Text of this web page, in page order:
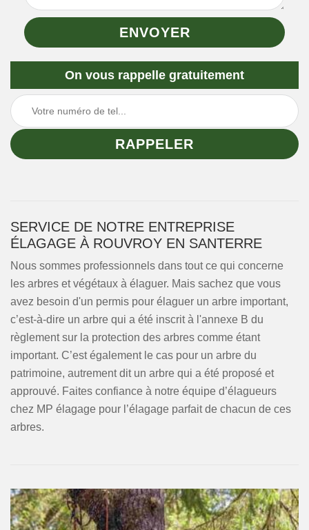
On vous rappelle gratuitement
SERVICE DE NOTRE ENTREPRISE
ÉLAGAGE À ROUVROY EN SANTERRE
Nous sommes professionnels dans tout ce qui concerne
les arbres et végétaux à élaguer. Mais sachez que vous
avez besoin d'un permis pour élaguer un arbre important,
c’est-à-dire un arbre qui a été inscrit à l'annexe B du
règlement sur la protection des arbres comme étant
important. C’est également le cas pour un arbre du
patrimoine, autrement dit un arbre qui a été proposé et
approuvé. Faites confiance à notre équipe d’élagueurs
chez MP élagage pour l’élagage parfait de chacun de ces
arbres.